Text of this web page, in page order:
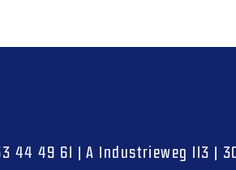
44 49 61 A Industrieweg 113